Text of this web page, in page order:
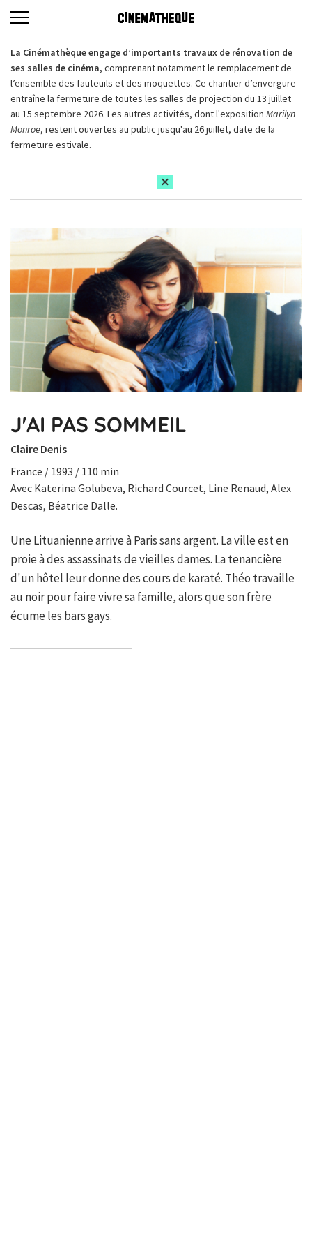
La Cinémathèque engage d’importants travaux de rénovation de
ses salles de cinéma, comprenant notamment le remplacement de
l’ensemble des fauteuils et des moquettes. Ce chantier d’envergure
entraîne la fermeture de toutes les salles de projection du 13 juillet
au 15 septembre 2026. Les autres activités, dont l'exposition Marilyn
Monroe, restent ouvertes au public jusqu'au 26 juillet, date de la
fermeture estivale.
J'AI PAS SOMMEIL
Claire Denis
France / 1993 / 110 min
Avec Katerina Golubeva, Richard Courcet, Line Renaud, Alex
Descas, Béatrice Dalle.
Une Lituanienne arrive à Paris sans argent. La ville est en
proie à des assassinats de vieilles dames. La tenancière
d'un hôtel leur donne des cours de karaté. Théo travaille
au noir pour faire vivre sa famille, alors que son frère
écume les bars gays.